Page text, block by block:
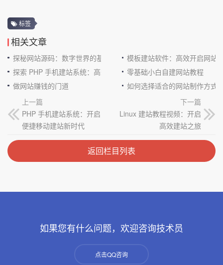
标签
相关文章
探秘网站源码：数字世界的基石
模板建站软件：高效开启网站
探索 PHP 手机建站系统：高效与便捷的完美结合零基础小白自建网站教程
做网站赚钱的门道
如何选择适合的网站制作方式
上一篇
PHP 手机建站系统：开启
便捷移动建站新时代
下一篇
Linux 建站教程视频：开启
高效建站之旅
返回栏目列表
如果您有什么问题，欢迎咨询技术员
点击QQ咨询